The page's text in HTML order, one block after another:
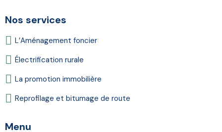
Nos services
L’Aménagement foncier
Électrification rurale
La promotion immobilière
Reprofilage et bitumage de route
Menu